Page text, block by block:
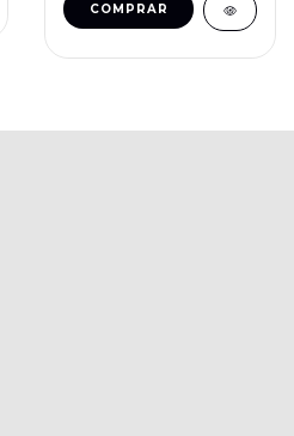
COMPRAR